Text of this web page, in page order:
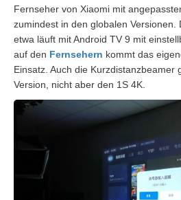
Fernseher von Xiaomi mit
zumindest in den globalen Versionen.
etwa läuft mit Android TV 9 mit
auf den Fernsehern kommt das
Einsatz. Auch die Kurzdistanzbeamer
Version, nicht aber den 1S 4K.